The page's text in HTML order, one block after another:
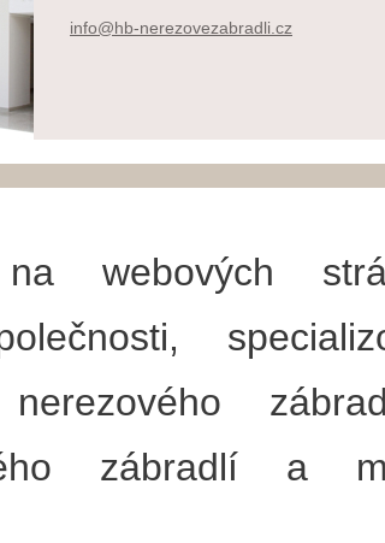
info@hb-nerezovezabradli .cz
webových
zábradlí a